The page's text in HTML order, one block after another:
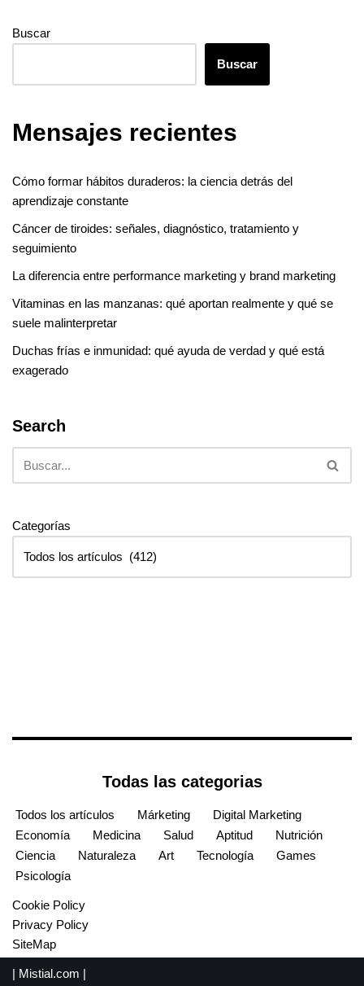
Buscar
Buscar
Mensajes recientes
Cómo formar hábitos duraderos: la ciencia detrás del
aprendizaje constante
Cáncer de tiroides: señales, diagnóstico, tratamiento y
seguimiento
La diferencia entre performance marketing y brand marketing
Vitaminas en las manzanas: qué aportan realmente y qué se
suele malinterpretar
Duchas frías e inmunidad: qué ayuda de verdad y qué está
exagerado
Search
Categorías
Todas las categorias
Todos los artículos Márketing
Digital Marketing
Economía
Medicina Salud Aptitud
Nutrición
Ciencia
Naturaleza Art Tecnología
Games
Psicología
Cookie Policy
Privacy Policy
SiteMap
| Mistial.com |